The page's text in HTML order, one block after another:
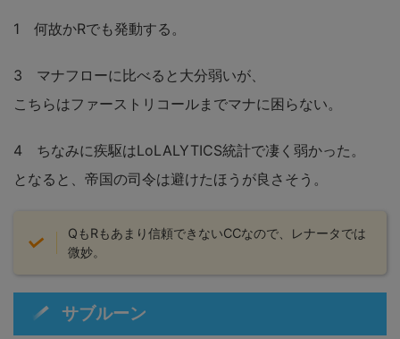
1 何故かRでも発動する。
3 マナフローに比べると大分弱いが、
こちらはファーストリコールまでマナに困らない。
4 ちなみに疾駆はLoLALYTICS統計で凄く弱かった。
となると、帝国の司令は避けたほうが良さそう。
QもRもあまり信頼できないCCなので、レナータでは
微妙。
サブルーン